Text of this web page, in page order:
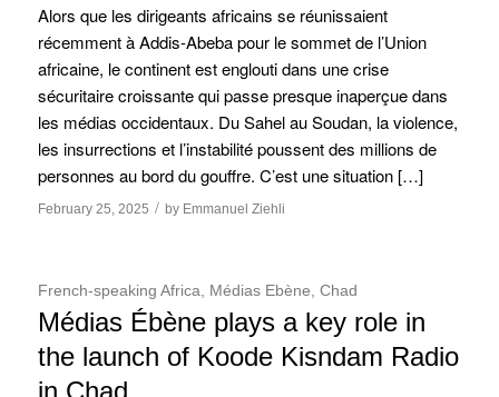
Alors que les dirigeants africains se réunissaient
récemment à Addis-Abeba pour le sommet de l’Union
africaine, le continent est englouti dans une crise
sécuritaire croissante qui passe presque inaperçue dans
les médias occidentaux. Du Sahel au Soudan, la violence,
les insurrections et l’instabilité poussent des millions de
personnes au bord du gouffre. C’est une situation […]
February 25, 2025 / by Emmanuel Ziehli
French-speaking Africa Médias Ebène Chad
Médias Ébène plays a key role in
the launch of Koode Kisndam Radio
in Chad